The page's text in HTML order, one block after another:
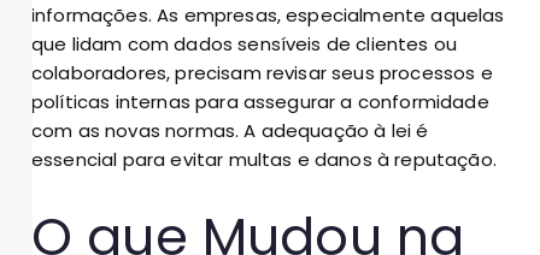
informações. As empresas, especialmente aquelas
que lidam com dados sensíveis de clientes ou
colaboradores, precisam revisar seus processos e
políticas internas para assegurar a conformidade
com as novas normas. A adequação à lei é
essencial para evitar multas e danos à reputação.
O que Mudou na